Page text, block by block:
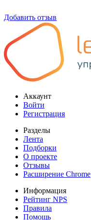
Добавить отзыв
Аккаунт
Войти
Регистрация
Разделы
Лента
Подборки
О проекте
Отзывы
Расширение Chrome
Информация
Рейтинг NPS
Правила
Помощь